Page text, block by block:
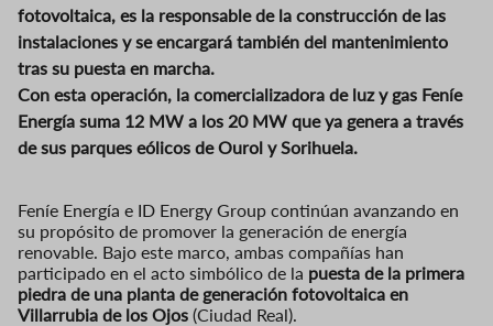
fotovoltaica, es la responsable de la construcción de las
instalaciones y se encargará también del mantenimiento
tras su puesta en marcha.
Con esta operación, la comercializadora de luz y gas Feníe
Energía suma 12 MW a los 20 MW que ya genera a través
de sus parques eólicos de Ourol y Sorihuela.
Feníe Energía e ID Energy Group continúan avanzando en
su propósito de promover la generación de energía
renovable. Bajo este marco, ambas compañías han
participado en el acto simbólico de la puesta de la primera
piedra de una planta de generación fotovoltaica en
Villarrubia de los Ojos (Ciudad Real).